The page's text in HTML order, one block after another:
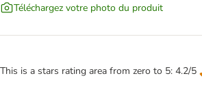
Téléchargez votre photo du produit
This is a stars rating area from zero to 5: 4.2/5